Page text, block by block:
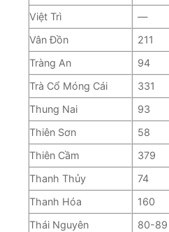
Việt Trì
—
Vân Đồn
211
Tràng An
94
Trà Cổ Móng Cái
331
Thung Nai
93
Thiên Sơn
58
Thiên Cầm
379
Thanh Thủy
74
Thanh Hóa
160
Thái Nguyên
80-89